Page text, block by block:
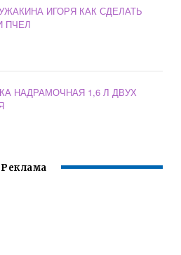
ИГОРЯ КАК СДЕЛАТЬ
ПЧЕЛ
НАДРАМОЧНАЯ 1,6 Л ДВУХ
Реклама